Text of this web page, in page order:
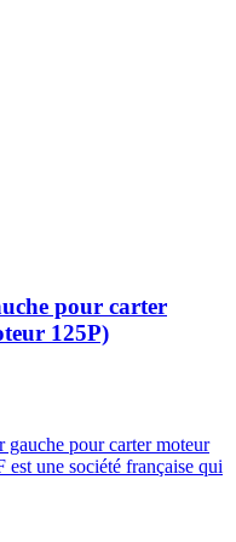
pour carter
125P)
gauche pour carter moteur
une société française qui